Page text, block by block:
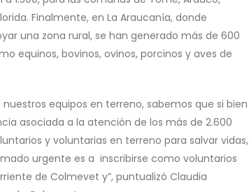
Finalmente, en La Araucanía, donde
una zona rural, se han generado más de 600
equinos, bovinos, ovinos, porcinos y aves de
equipos en terreno, sabemos que si bien
asociada a la atención de los más de 2.600
y voluntarias en terreno para salvar vidas,
urgente es a inscribirse como voluntarios
de Colmevet y”, puntualizó Claudia